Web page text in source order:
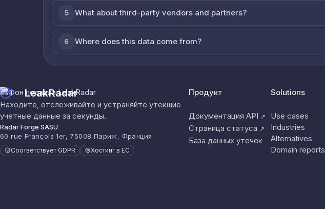
5 What about third-party vendors and partners?
6 Where does this data come from?
LeakRadar
Находите, отслеживайте и устраняйте утекшие
учетные данные за секунды.
Radar Forge SASU
60 rue François 1er, 75008 Париж, Франция
Соответствует GDPR Хостинг в ЕС
Продукт
Документация API ↗
Страница статуса ↗
База данных утечек
Solutions
Use cases
Industries
Alternatives
Domain reports